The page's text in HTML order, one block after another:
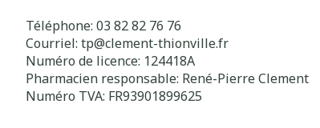
Téléphone: 03 82 82 76 76
Courriel: tp@clement-thionville.fr
Numéro de licence: 124418A
Pharmacien responsable: René-Pierre Clement
Numéro TVA: FR93901899625